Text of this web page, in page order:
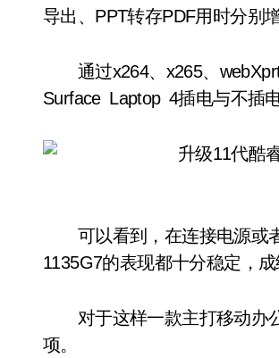
导出、PPT转存PDF用时分别
通过x264、x265、webXprt
Surface Laptop 4插电与不插
可以看到，在连接电源或者
1135G7的表现都十分稳定，
对于这样一款主打移动办公
项。